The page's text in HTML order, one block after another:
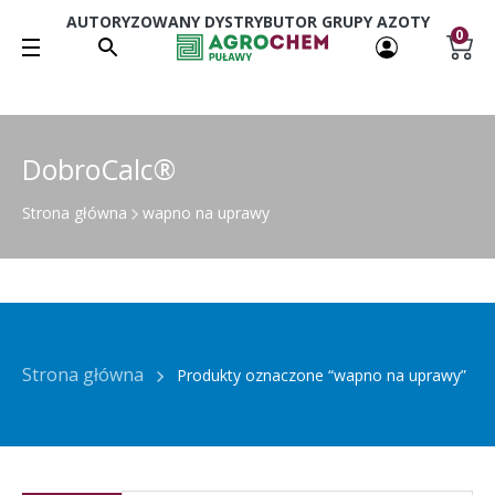
AUTORYZOWANY DYSTRYBUTOR GRUPY AZOTY
0
DobroCalc®
Strona główna wapno na uprawy
Strona główna Produkty oznaczone “wapno na uprawy”